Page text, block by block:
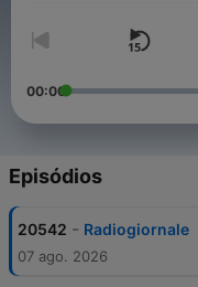
00:00
Episódios
20542 - Radiogiornale
07 ago. 2026